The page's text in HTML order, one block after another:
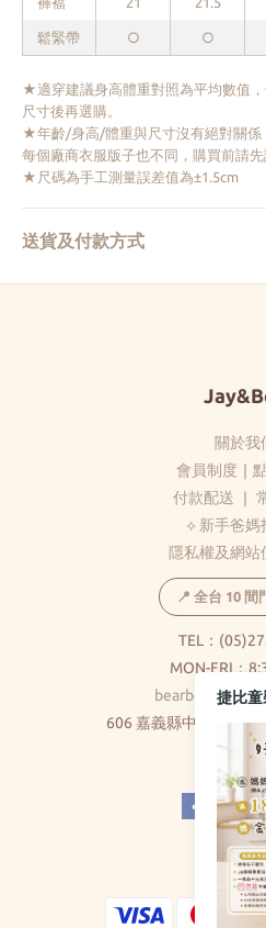
鬆緊帶 ○ ○
★適穿建議身高體重對照為平均數值
尺寸後再選購。
★年齡/身高/體重與尺寸沒有絕對關係
每個廠商衣服版子也不同，購買前請先
★尺碼為手工測量誤差值為±1.5cm
送貨及付款方式
關於我
會員制度 ｜
付款配送 ｜
⟡ 新手爸媽
隱私權及網站
📍 全台 10 間
TEL：
MON-FRI：
606 嘉義縣中埔鄉和美
( 不對外
捷比